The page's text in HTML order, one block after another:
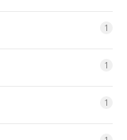
1
1
1